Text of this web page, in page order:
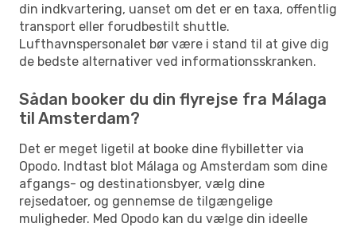
din indkvartering, uanset om det er en taxa, offentlig
transport eller forudbestilt shuttle.
Lufthavnspersonalet bør være i stand til at give dig
de bedste alternativer ved informationsskranken.
Sådan booker du din flyrejse fra Málaga
til Amsterdam?
Det er meget ligetil at booke dine flybilletter via
Opodo. Indtast blot Málaga og Amsterdam som dine
afgangs- og destinationsbyer, vælg dine
rejsedatoer, og gennemse de tilgængelige
muligheder. Med Opodo kan du vælge din ideelle